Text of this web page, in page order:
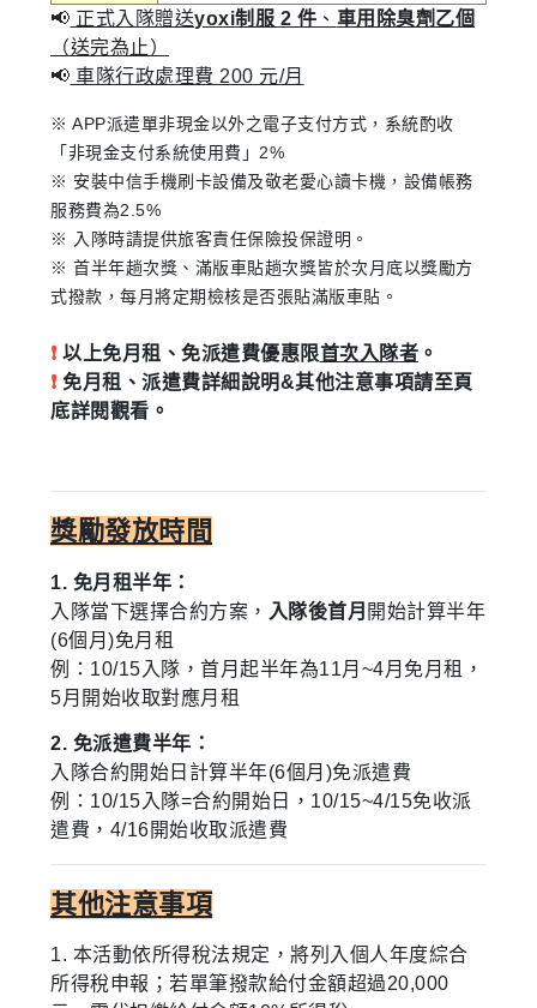
📢 正式入隊贈送yoxi制服 2 件 、 車用除臭劑乙個
（送完為止）
📢 車隊行政處理費 200 元/月
※ APP派遣單非現金以外之電子支付方式，系統酌收
「非現金支付系統使用費」2%
※ 安裝中信手機刷卡設備及敬老愛心讀卡機，設備帳務
服務費為2.5%
※ 入隊時請提供旅客責任保險投保證明。
※ 首半年趟次獎、滿版車貼趟次獎皆於次月底以獎勵方
式撥款，每月將定期檢核是否張貼滿版車貼。
❗ 以上免月租、免派遣費優惠限首次入隊者 。
❗ 免月租、派遣費詳細說明&其他注意事項請至頁
底詳閱觀看。
獎勵發放時間
1. 免月租半年：
入隊當下選擇合約方案， 入隊後首月 開始計算半年
(6個月)免月租
例：10/15入隊，首月起半年為11月~4月免月租，
5月開始收取對應月租
2. 免派遣費半年：
入隊合約開始日計算半年(6個月)免派遣費
例：10/15入隊=合約開始日，10/15~4/15免收派
遣費，4/16開始收取派遣費
其他注意事項
1. 本活動依所得稅法規定，將列入個人年度綜合
所得稅申報；若單筆撥款給付金額超過20,000